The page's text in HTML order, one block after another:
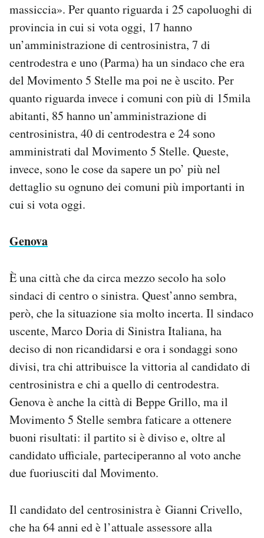
massiccia». Per quanto riguarda i 25 capoluoghi di
provincia in cui si vota oggi, 17 hanno
un’amministrazione di centrosinistra, 7 di
centrodestra e uno (Parma) ha un sindaco che era
del Movimento 5 Stelle ma poi ne è uscito. Per
quanto riguarda invece i comuni con più di 15mila
abitanti, 85 hanno un’amministrazione di
centrosinistra, 40 di centrodestra e 24 sono
amministrati dal Movimento 5 Stelle. Queste,
invece, sono le cose da sapere un po’ più nel
dettaglio su ognuno dei comuni più importanti in
cui si vota oggi.
Genova
È una città che da circa mezzo secolo ha solo
sindaci di centro o sinistra. Quest’anno sembra,
però, che la situazione sia molto incerta. Il sindaco
uscente, Marco Doria di Sinistra Italiana, ha
deciso di non ricandidarsi e ora i sondaggi sono
divisi, tra chi attribuisce la vittoria al candidato di
centrosinistra e chi a quello di centrodestra.
Genova è anche la città di Beppe Grillo, ma il
Movimento 5 Stelle sembra faticare a ottenere
buoni risultati: il partito si è diviso e, oltre al
candidato ufficiale, parteciperanno al voto anche
due fuoriusciti dal Movimento.
Il candidato del centrosinistra è Gianni Crivello,
che ha 64 anni ed è l’attuale assessore alla